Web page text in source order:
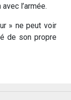
l’armée.
» ne peut voir
de son propre